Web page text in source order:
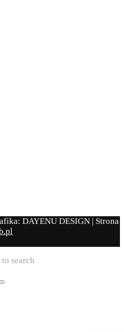
DAYENU DESIGN | Strona
search